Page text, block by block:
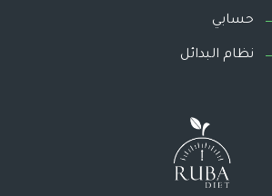
حسابي
نظام البدائل